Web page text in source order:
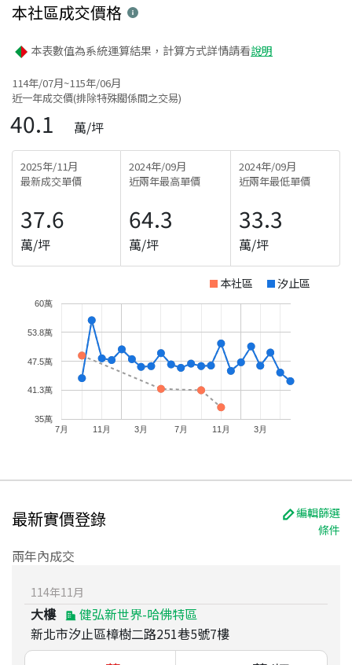
本社區成交價格
本表數值為系統運算結果，計算方式詳情請看說明
114年/07月~115年/06月
近一年成交價(排除特殊關係間之交易)
40.1 萬/坪
2025年/11月
最新成交單價
37.6
萬/坪
2024年/09月
近兩年最高單價
64.3
萬/坪
2024年/09月
近兩年最低單價
33.3
萬/坪
本社區 汐止區
7月 11月 3月 7月 11月 3月
35萬
41.3萬
47.5萬
53.8萬
60萬
最新實價登錄
編輯篩選
條件
兩年內成交
114年11 月
大樓
健弘新世界-哈佛特區
新北市汐止區樟樹二路251巷5號7樓